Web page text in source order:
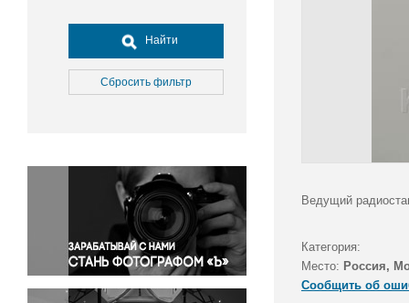
Досуг, туризм и отдых
Культура
Медицина
Окружающая среда
Политика
Правосудие
Происшествия и конфликты
Религия
Светская жизнь
Найти
Сбросить фильтр
Ведущий
Категория:
Место: Россия,
Сообщить об